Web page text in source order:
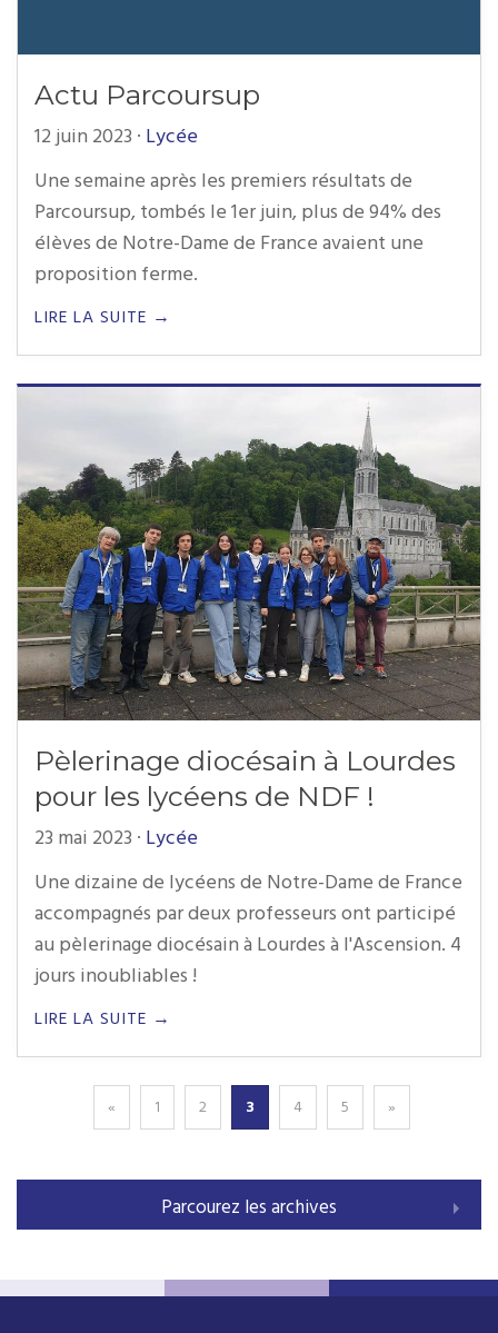
Actu Parcoursup
12 juin 2023 · Lycée
Une semaine après les premiers résultats de
Parcoursup, tombés le 1er juin, plus de 94% des
élèves de Notre-Dame de France avaient une
proposition ferme.
LIRE LA SUITE →
Pèlerinage diocésain à Lourdes
pour les lycéens de NDF !
23 mai 2023 · Lycée
Une dizaine de lycéens de Notre-Dame de France
accompagnés par deux professeurs ont participé
au pèlerinage diocésain à Lourdes à l'Ascension. 4
jours inoubliables !
LIRE LA SUITE →
« 1 2 3 4 5 »
Parcourez les archives